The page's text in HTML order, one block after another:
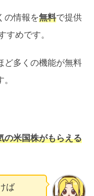
の情報を無料で提供
すめです。
ど多くの機能が無料
の米国株がもらえる
ば